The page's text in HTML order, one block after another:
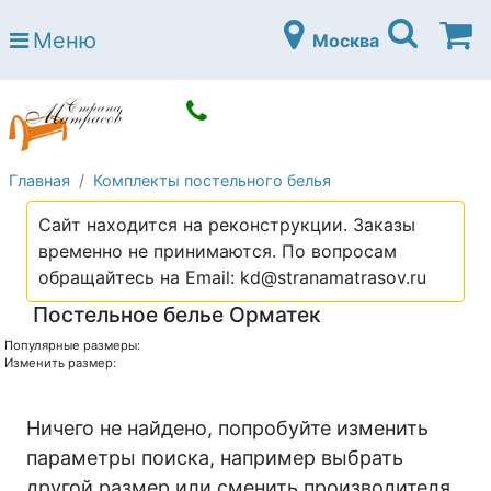
Страна матрасов
Open submenu (Матрасы)
Open submenu (Кровати)
Кровати
Open submenu (Аксессуары)
Open submenu (Диваны)
Диваны
Open submenu (Постельное белье)
Постельное белье
Open submenu (Мебель)
Мебель
Open submenu (Основания)
Основания
Open submenu (Детские матрасы)
Детские матрасы
Детские кровати
Open submenu (Шкафы)
Шкафы
Меню Москва
Главная Комплекты постельного белья
Сайт находится на реконструкции. Заказы
временно не принимаются. По вопросам
обращайтесь на Email: kd@stranamatrasov.ru
Постельное белье Орматек
Популярные размеры:
Изменить размер:
Ничего не найдено, попробуйте изменить
параметры поиска, например выбрать